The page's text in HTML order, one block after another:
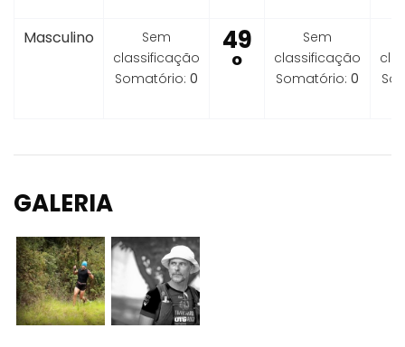
Masculino
Sem
classificação
Somatório: 0
49
º
Sem
classificação
Somatório: 0
GALERIA